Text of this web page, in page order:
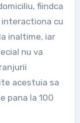
fiindca
cu
inaltime, iar
nu va
acestuia sa
pana la 100